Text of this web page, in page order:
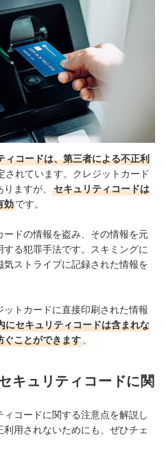
ィコードは、第三者による不正利
されています。クレジットカード
ますが、
セキュリティコードは
効です。
ドの情報を盗み、その情報を元
る犯罪手法です。スキミングに
ストライプに記録された情報を
トカードに直接印刷された情報
にセキュリティコードは含まれな
ぐことができます 。
キュリティコードに関
コードに関する注意点を解説し
用されないためにも、ぜひチェ